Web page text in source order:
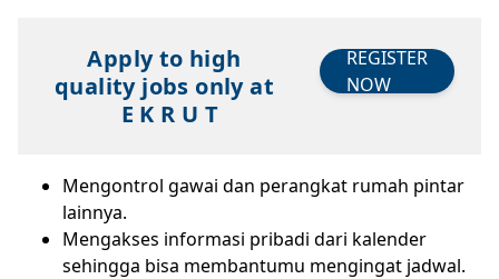
Apply to high
quality jobs only at
E K R U T
REGISTER
NOW
Mengontrol gawai dan perangkat rumah pintar
lainnya.
Mengakses informasi pribadi dari kalender
sehingga bisa membantumu mengingat jadwal.